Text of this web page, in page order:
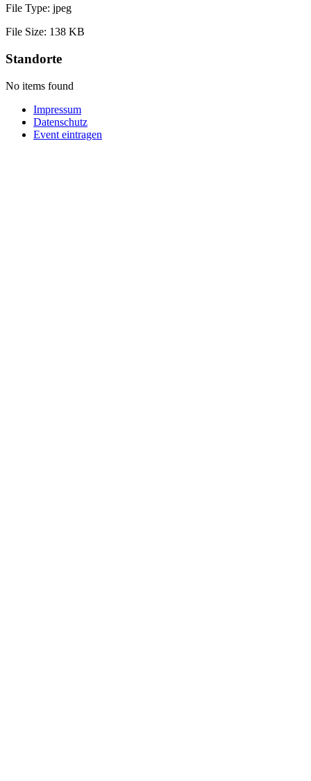
File Type: jpeg
File Size: 138 KB
Standorte
No items found
Impressum
Datenschutz
Event eintragen